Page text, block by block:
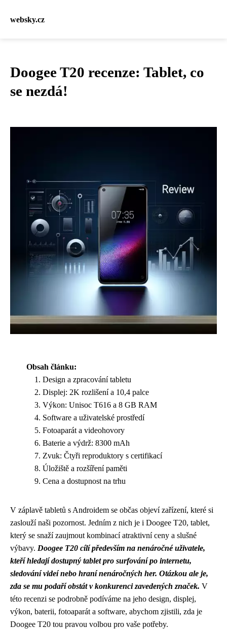
websky.cz
Doogee T20 recenze: Tablet, co
se nezdá!
Obsah článku:
Design a zpracování tabletu
Displej: 2K rozlišení a 10,4 palce
Výkon: Unisoc T616 a 8 GB RAM
Software a uživatelské prostředí
Fotoaparát a videohovory
Baterie a výdrž: 8300 mAh
Zvuk: Čtyři reproduktory s certifikací
Úložiště a rozšíření paměti
Cena a dostupnost na trhu
V záplavě tabletů s Androidem se občas objeví zařízení, které si
zaslouží naši pozornost. Jedním z nich je i Doogee T20, tablet,
který se snaží zaujmout kombinací atraktivní ceny a slušné
výbavy. Doogee T20 cílí především na nenáročné uživatele,
kteří hledají dostupný tablet pro surfování po internetu,
sledování videí nebo hraní nenáročných her. Otázkou ale je,
zda se mu podaří obstát v konkurenci zavedených značek. V
této recenzi se podrobně podíváme na jeho design, displej,
výkon, baterii, fotoaparát a software, abychom zjistili, zda je
Doogee T20 tou pravou volbou pro vaše potřeby.